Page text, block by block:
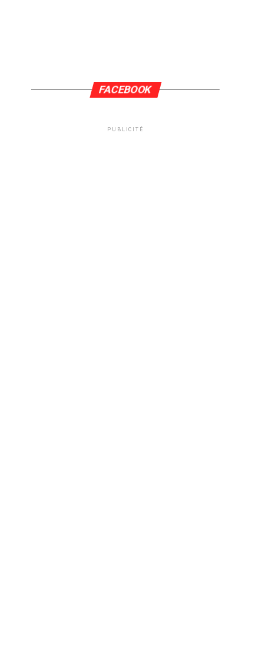
FACEBOOK
PUBLICITÉ